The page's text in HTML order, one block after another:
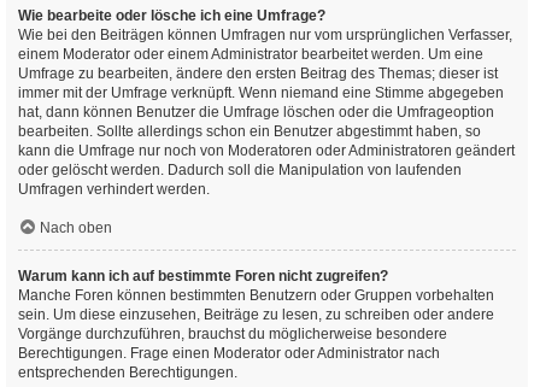
Wie bearbeite oder lösche ich eine Umfrage?
Wie bei den Beiträgen können Umfragen nur vom ursprünglichen Verfasser,
einem Moderator oder einem Administrator bearbeitet werden. Um eine
Umfrage zu bearbeiten, ändere den ersten Beitrag des Themas; dieser ist
immer mit der Umfrage verknüpft. Wenn niemand eine Stimme abgegeben
hat, dann können Benutzer die Umfrage löschen oder die Umfrageoption
bearbeiten. Sollte allerdings schon ein Benutzer abgestimmt haben, so
kann die Umfrage nur noch von Moderatoren oder Administratoren geändert
oder gelöscht werden. Dadurch soll die Manipulation von laufenden
Umfragen verhindert werden.
Nach oben
Warum kann ich auf bestimmte Foren nicht zugreifen?
Manche Foren können bestimmten Benutzern oder Gruppen vorbehalten
sein. Um diese einzusehen, Beiträge zu lesen, zu schreiben oder andere
Vorgänge durchzuführen, brauchst du möglicherweise besondere
Berechtigungen. Frage einen Moderator oder Administrator nach
entsprechenden Berechtigungen.